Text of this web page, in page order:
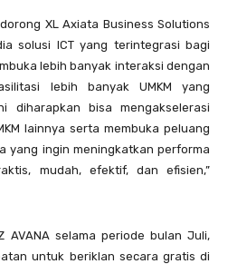
XL Axiata Business Solutions
solusi ICT yang terintegrasi bagi
lebih banyak interaksi dengan
lebih banyak UMKM yang
diharapkan bisa mengakselerasi
lainnya serta membuka peluang
yang ingin meningkatkan performa
mudah, efektif, dan efisien,”
AVANA selama periode bulan Juli,
untuk beriklan secara gratis di